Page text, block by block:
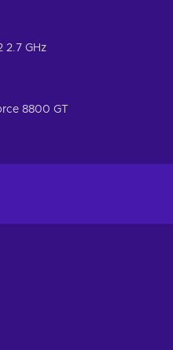
2.7 GHz
8800 GT